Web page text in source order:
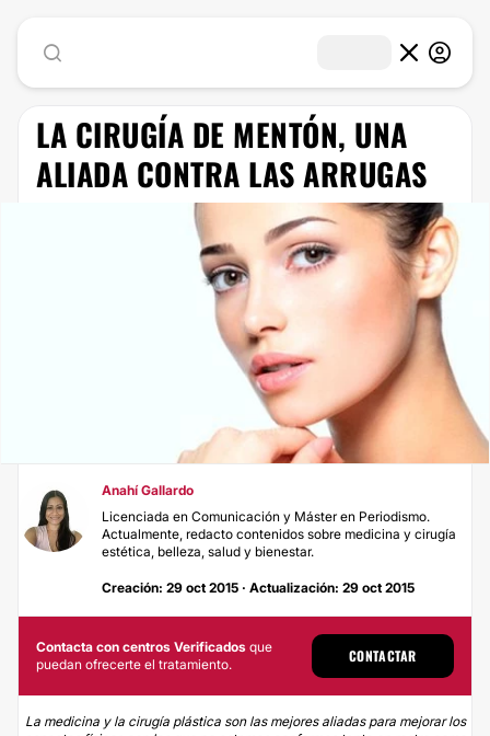
LA CIRUGÍA DE MENTÓN, UNA
ALIADA CONTRA LAS ARRUGAS
Anahí Gallardo
Licenciada en Comunicación y Máster en Periodismo.
Actualmente, redacto contenidos sobre medicina y cirugía
estética, belleza, salud y bienestar.
Creación: 29 oct 2015 · Actualización: 29 oct 2015
Contacta con centros Verificados que
puedan ofrecerte el tratamiento.
CONTACTAR
La medicina y la cirugía plástica son las mejores aliadas para mejorar los